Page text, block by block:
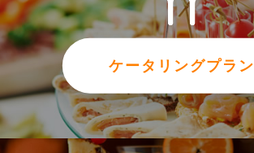
ケータリングプラン